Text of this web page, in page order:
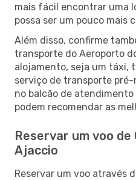
mais fácil encontrar uma
possa ser um pouco mais
Além disso, confirme
transporte do Aeroporto
alojamento, seja um táxi,
serviço de transporte
no balcão de
podem recomendar as
Reservar um voo de
Ajaccio
Reservar um voo através